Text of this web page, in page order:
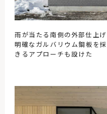
雨が当たる南側の外部仕上
明確なガルバリウム鋼板を
きるアプローチも設けた